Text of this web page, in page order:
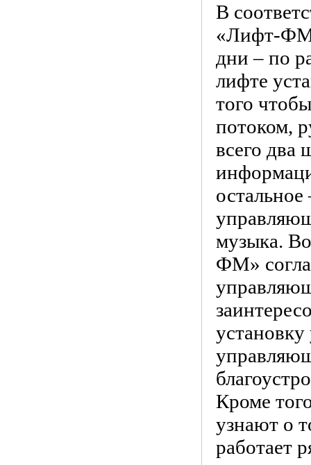
В
«Лифт-
дни – по
лифте
того
потоком,
всего два
музыка.
ФМ»
Кроме
узнают о
работает